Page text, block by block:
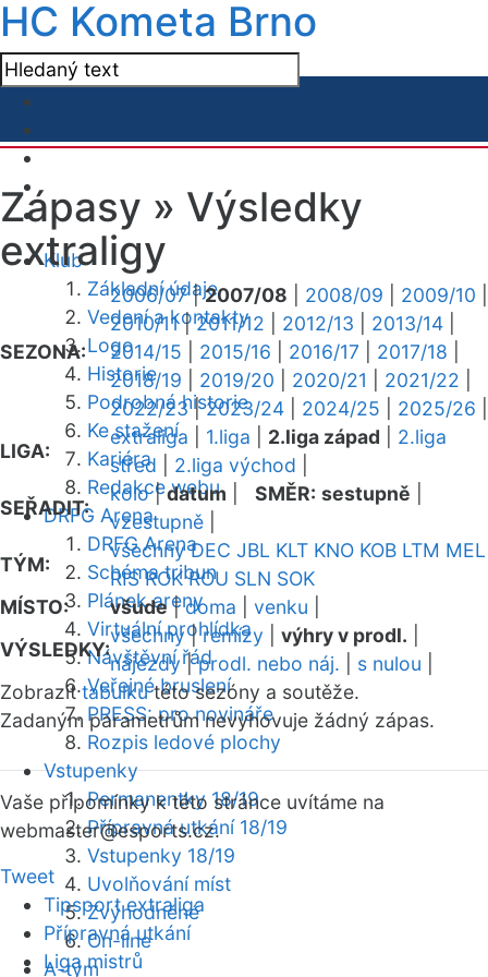
HC Kometa Brno
Klub
Základní údaje
Vedení a kontakty
Logo
Historie
Podrobná historie
Ke stažení
Kariéra
Redakce webu
DRFG Arena
DRFG Arena
Schéma tribun
Plánek areny
Virtuální prohlídka
Návštěvní řád
Veřejné bruslení
PRESS: pro novináře
Rozpis ledové plochy
Vstupenky
Permanentky 18/19
Přípravná utkání 18/19
Vstupenky 18/19
Uvolňování míst
Zvýhodněné
On-line
A-tým
Zápasy » Výsledky
extraligy
SEZONA:
2006/07|2007/08 2008/09 2009/10
2010/11|2011/12 2012/13 2013/14
2014/15
2015/16 2016/17 2017/18
2018/19
2019/20 2020/21 2021/22
2022/23|2023/24 2024/25 2025/26
LIGA:
extraliga 1.liga 2.liga západ
2.liga
střed
2.liga východ
SEŘADIT:
kolo|datum SMĚR: sestupně
vzestupně
TÝM:
všechny DEC JBL KLT KNO KOB LTM MEL
RIS ROK ROU SLN SOK
MÍSTO:
všude|doma venku
VÝSLEDKY:
všechny|remízy výhry v prodl.
nájezdy|prodl. nebo náj. s nulou
Zobrazittabulkutéto sezóny a soutěže.
Zadaným parametrům nevyhovuje žádný zápas.
Vaše připomínky k této stránce uvítáme na
webmaster@esports.cz.
Tweet
Tipsport extraliga
Přípravná utkání
Liga mistrů